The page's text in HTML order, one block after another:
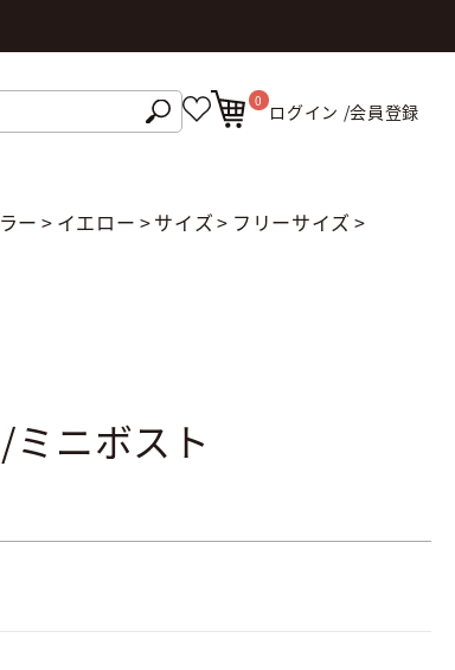
0 ログイン /会員登録
ー > イエロー >サイズ> フリーサイズ >
ニボスト